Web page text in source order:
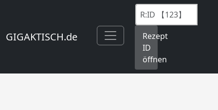
GIGAKTISCH.de
Rezept
ID
öffnen